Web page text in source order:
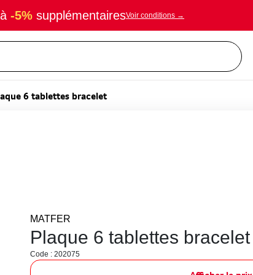
-5% supplémentairesVoir conditions →
6 tablettes bracelet
MATFER
Plaque 6 tablettes bracelet
Code : 202075